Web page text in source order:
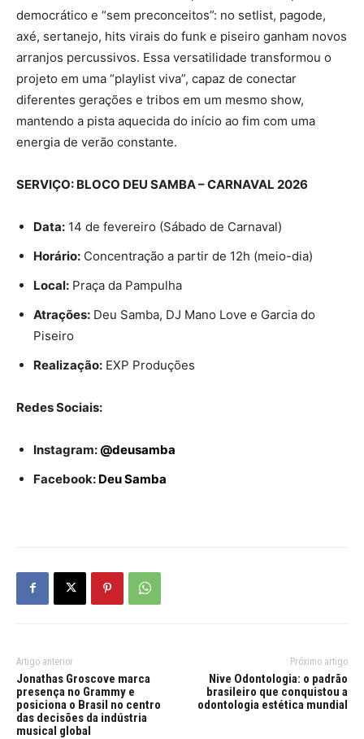
democrático e “sem preconceitos”: no setlist, pagode,
axé, sertanejo, hits virais do funk e piseiro ganham novos
arranjos percussivos. Essa versatilidade transformou o
projeto em uma “playlist viva”, capaz de conectar
diferentes gerações e tribos em um mesmo show,
mantendo a pista aquecida do início ao fim com uma
energia de verão constante.
SERVIÇO: BLOCO DEU SAMBA – CARNAVAL 2026
Data: 14 de fevereiro (Sábado de Carnaval)
Horário: Concentração a partir de 12h (meio-dia)
Local: Praça da Pampulha
Atrações: Deu Samba, DJ Mano Love e Garcia do
Piseiro
Realização: EXP Produções
Redes Sociais:
Instagram: @deusamba
Facebook: Deu Samba
Artigo anterior
Jonathas Groscove marca
presença no Grammy e
posiciona o Brasil no centro
das decisões da indústria
musical global
Próximo artigo
Nive Odontologia: o padrão
brasileiro que conquistou a
odontologia estética mundial